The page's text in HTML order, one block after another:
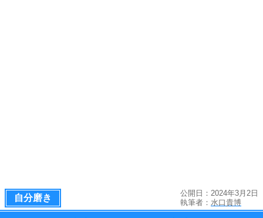
自分磨き
公開日：2024年3月2日
執筆者： 水口貴博